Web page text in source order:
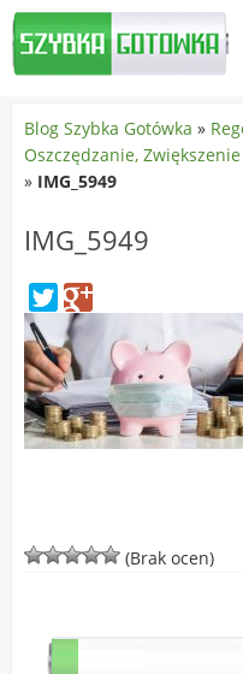
Blog Szybka Gotówka »
Oszczędzanie,
» IMG_5949
IMG_5949
(Brak ocen)